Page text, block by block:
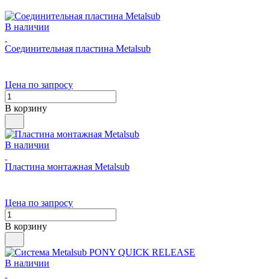
В наличии
Соединительная пластина Metalsub
Цена по запросу
В корзину
В наличии
Пластина монтажная Metalsub
Цена по запросу
В корзину
В наличии